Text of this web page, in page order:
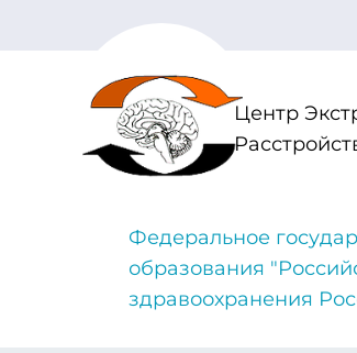
Центр
Федеральное
образования
здравоохранения